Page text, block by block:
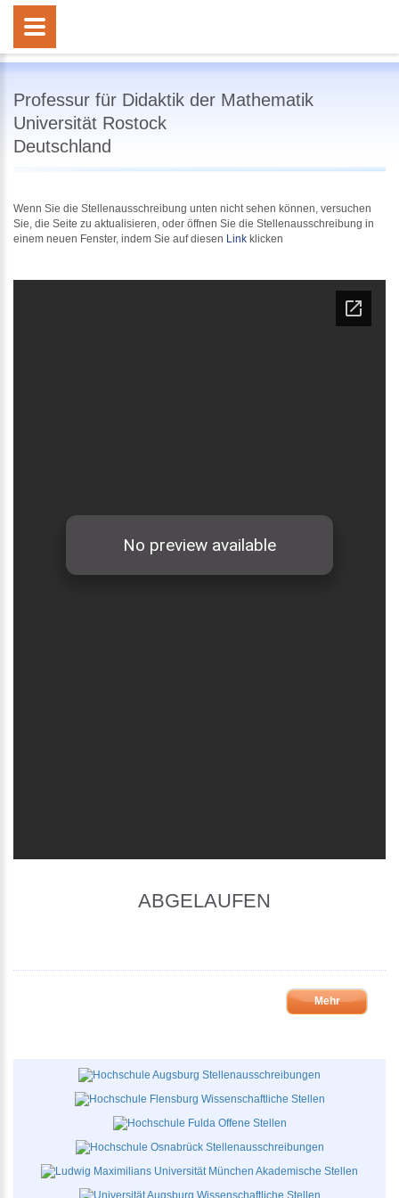
Professur für Didaktik der Mathematik
Universität Rostock
Deutschland
Wenn Sie die Stellenausschreibung unten nicht sehen können, versuchen
Sie, die Seite zu aktualisieren, oder öffnen Sie die Stellenausschreibung in
einem neuen Fenster, indem Sie auf diesen Link klicken
ABGELAUFEN
Mehr